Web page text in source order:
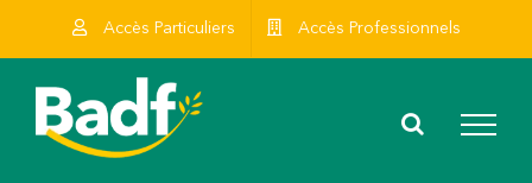
Accès Particuliers Accès Professionnels